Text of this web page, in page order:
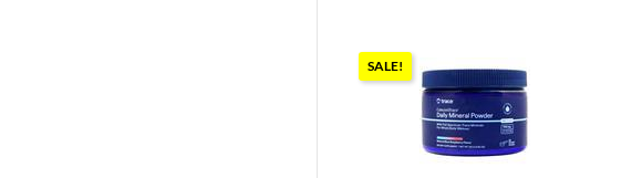
SALE!